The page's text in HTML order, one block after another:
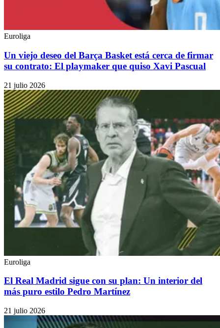
Euroliga
Un viejo deseo del Barça Basket está cerca de firmar
su contrato: El playmaker que quiso Xavi Pascual
21 julio 2026
Euroliga
El Real Madrid sigue con su plan: Un interior del
más puro estilo Pedro Martínez
21 julio 2026